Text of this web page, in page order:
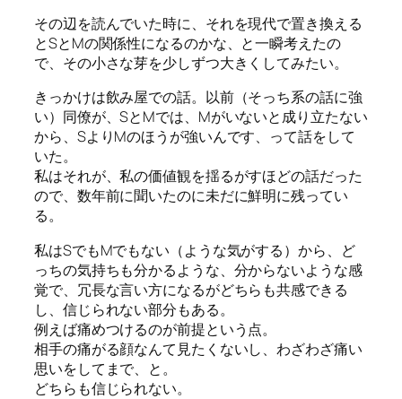
その辺を読んでいた時に、それを現代で置き換える
とSとMの関係性になるのかな、と一瞬考えたの
で、その小さな芽を少しずつ大きくしてみたい。
きっかけは飲み屋での話。以前（そっち系の話に強
い）同僚が、SとMでは、Mがいないと成り立たない
から、SよりMのほうが強いんです、って話をして
いた。
私はそれが、私の価値観を揺るがすほどの話だった
ので、数年前に聞いたのに未だに鮮明に残ってい
る。
私はSでもMでもない（ような気がする）から、ど
っちの気持ちも分かるような、分からないような感
覚で、冗長な言い方になるがどちらも共感できる
し、信じられない部分もある。
例えば痛めつけるのが前提という点。
相手の痛がる顔なんて見たくないし、わざわざ痛い
思いをしてまで、と。
どちらも信じられない。